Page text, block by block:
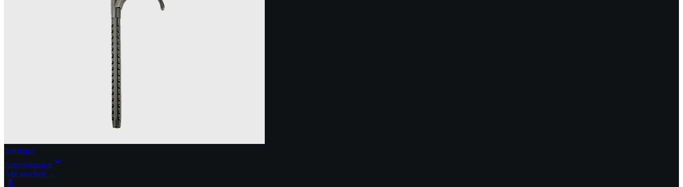
Sonstiges
Anwendungen
Alle ansehen →